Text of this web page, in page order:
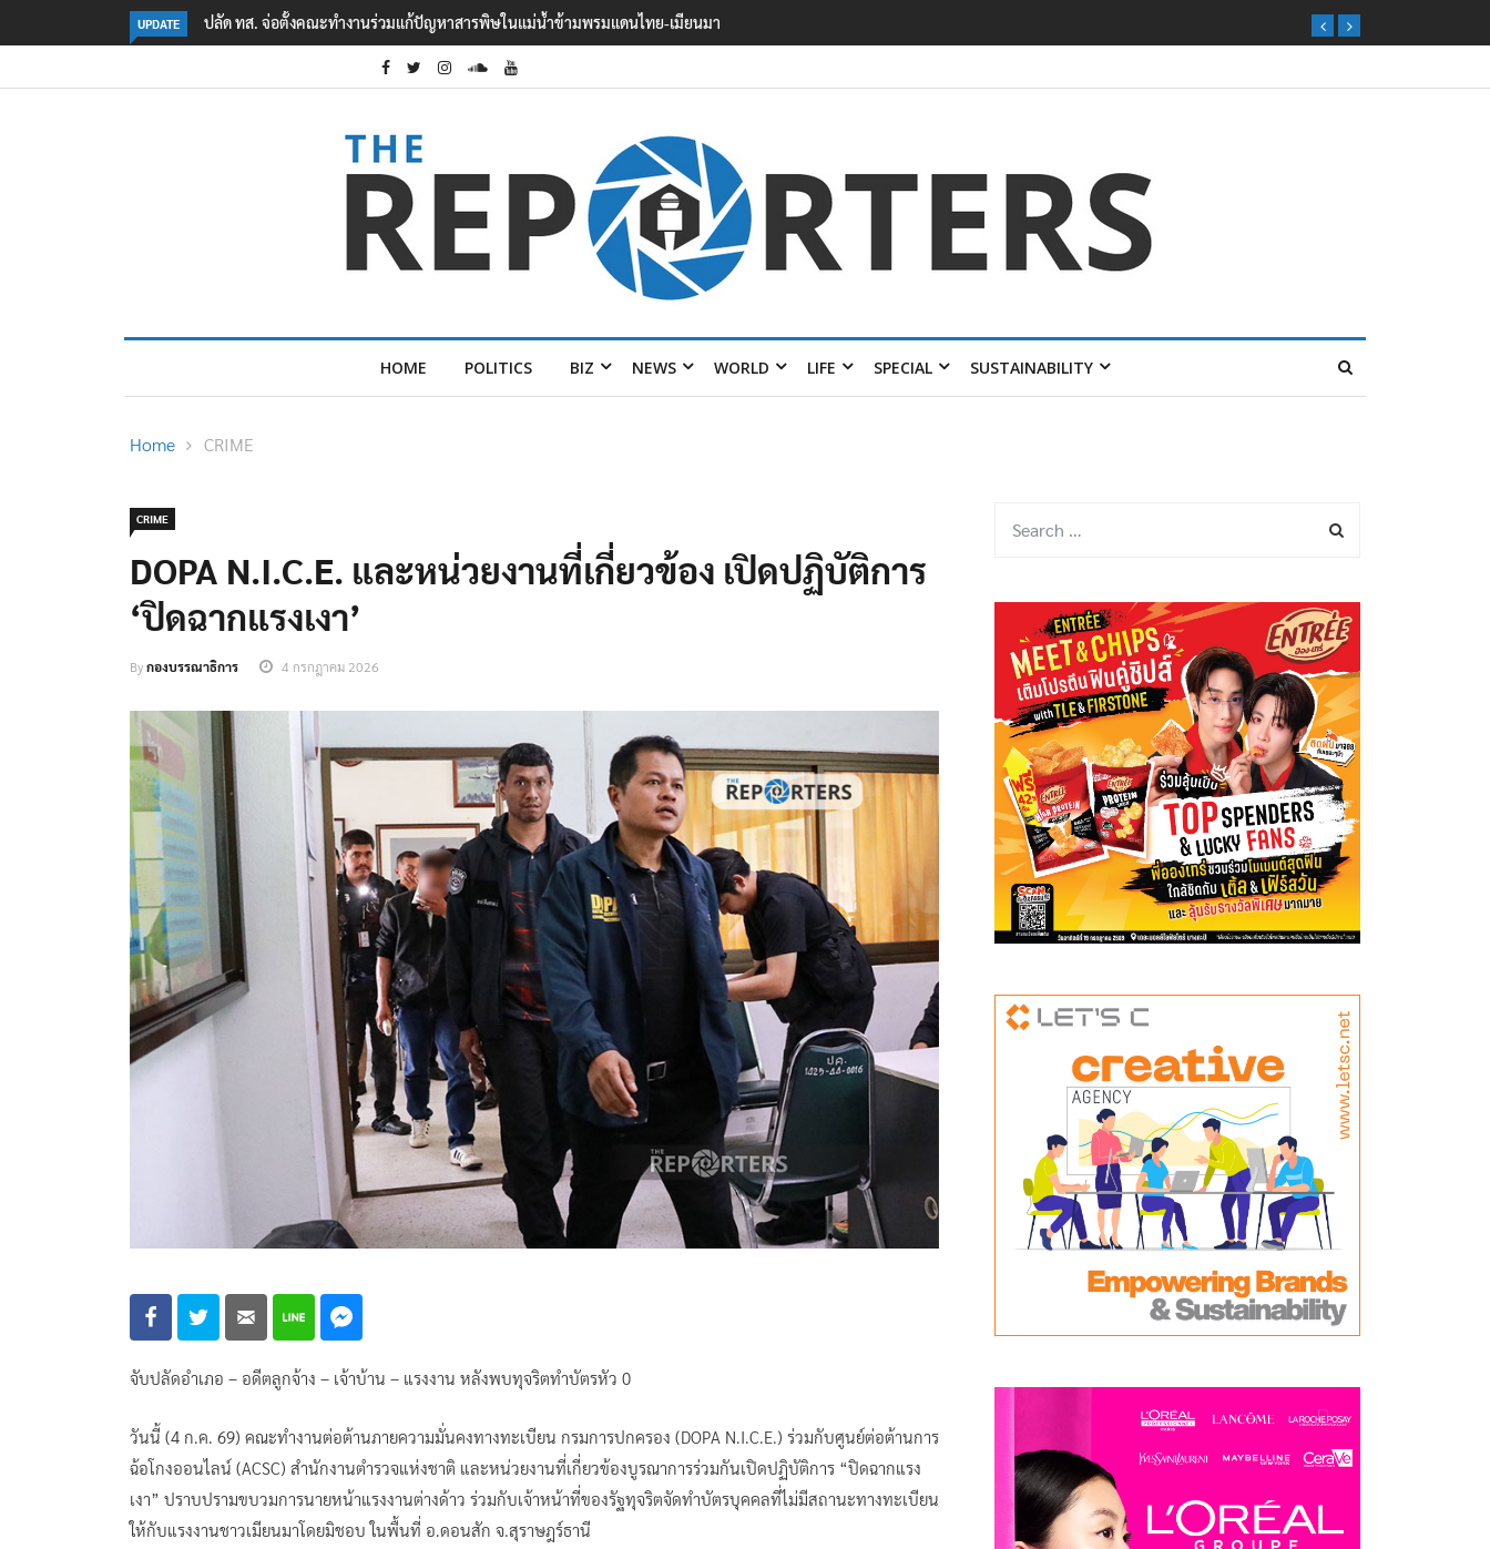
UPDATE คืบหน้าเหตุกราดยิงโรงเรียนเทพศิรินทร์ นนทบุรี บาดเจ็บอย่างน้อย 15 เสียชีวิตแล้ว 5
HOME POLITICS BIZ NEWS WORLD LIFE SPECIAL SUSTAINABILITY
Home CRIME
CRIME
DOPA N.I.C.E. และหน่วยงานที่เกี่ยวข้อง เปิดปฏิบัติการ
‘ปิดฉากแรงเงา’
Byกองบรรณาธิการ 4 กรกฎาคม 2026
จับปลัดอำเภอ – อดีตลูกจ้าง – เจ้าบ้าน – แรงงาน หลังพบทุจริตทำบัตรหัว 0
วันนี้ (4 ก.ค. 69) คณะทำงานต่อต้านภายความมั่นคงทางทะเบียน กรมการปกครอง (DOPA N.I.C.E.) ร่วมกับศูนย์ต่อต้านการ
ฉ้อโกงออนไลน์ (ACSC) สำนักงานตำรวจแห่งชาติ และหน่วยงานที่เกี่ยวข้องบูรณาการร่วมกันเปิดปฏิบัติการ “ปิดฉากแรง
เงา” ปราบปรามขบวมการนายหน้าแรงงานต่างด้าว ร่วมกับเจ้าหน้าที่ของรัฐทุจริตจัดทำบัตรบุคคลที่ไม่มีสถานะทางทะเบียน
ให้กับแรงงานชาวเมียนมาโดยมิชอบ ในพื้นที่ อ.ดอนสัก จ.สุราษฎร์ธานี